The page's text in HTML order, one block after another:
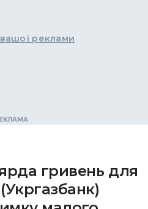
реклами
гривень для